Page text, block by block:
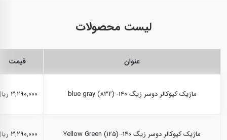
لیست محصولات
عنوان قیمت
ماژیک کیوکالر دوسر زیگ blue gray (832) -140 ۳,۲۹۰,۰۰۰ ریال
ماژیک کیوکالر دوسر زیگ Yellow Green (125) -140 ۳,۲۹۰,۰۰۰ ریال